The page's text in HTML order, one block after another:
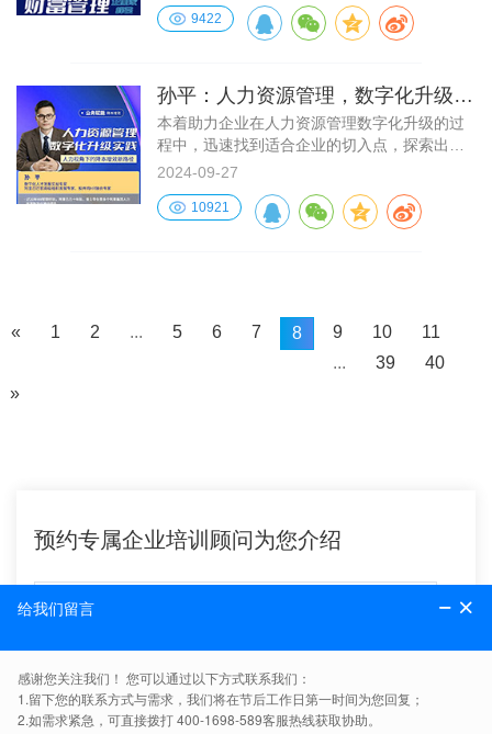
风险，逆势增长！
9422
孙平：人力资源管理，数字化升级实
践
本着助力企业在人力资源管理数字化升级的过
程中，迅速找到适合企业的切入点，探索出新
的降本增效路径为原则，量子教育携手数字化
源管理数字化升级实践》精品课程。通
过“4321”极简体系化的内容结构，赋能企业实
2024-09-27
10921
« 1 2 ... 5 6 7 8 9 10
11
...
39
40
»
预约专属企业培训顾问为您介绍
预约顾问了解详情